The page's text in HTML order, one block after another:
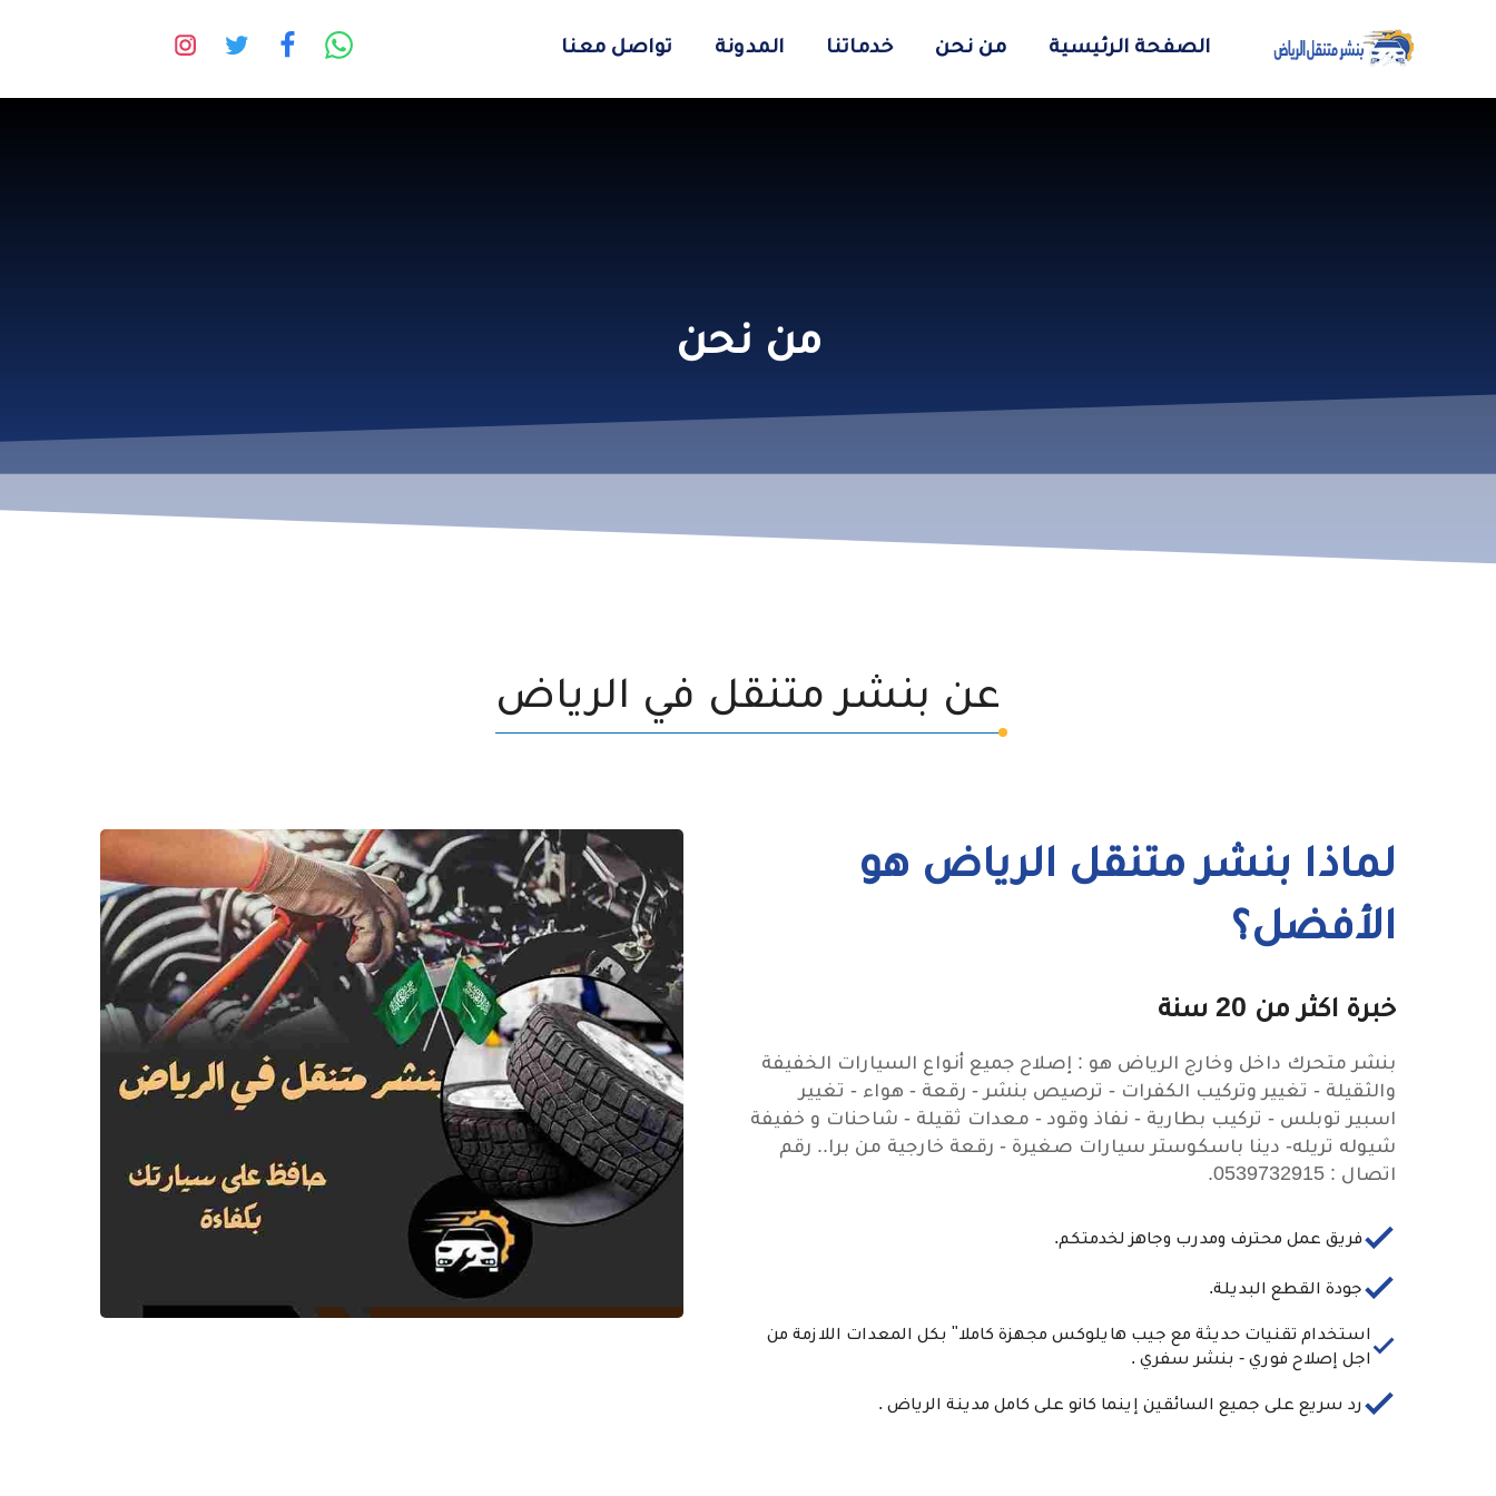
الصفحة الرئيسية من نحن خدماتنا المدونة تواصل معنا
من نحن
عن بنشر متنقل في الرياض
لماذا بنشر متنقل الرياض هو
الأفضل؟
خبرة اكثر من 20 سنة
بنشر متحرك داخل وخارج الرياض هو : إصلاح جميع أنواع السيارات الخفيفة
والثقيلة - تغيير وتركيب الكفرات - ترصيص بنشر - رقعة - هواء - تغيير
اسبير توبلس - تركيب بطارية - نفاذ وقود - معدات ثقيلة - شاحنات و خفيفة
شيوله تريله- دينا باسكوستر سيارات صغيرة - رقعة خارجية من برا.. رقم
اتصال : 0539732915.
فريق عمل محترف ومدرب وجاهز لخدمتكم.
جودة القطع البديلة.
استخدام تقنيات حديثة مع جيب هايلوكس مجهزة كاملا" بكل المعدات اللازمة من
اجل إصلاح فوري - بنشر سفري .
رد سريع على جميع السائقين إينما كانو على كامل مدينة الرياض .